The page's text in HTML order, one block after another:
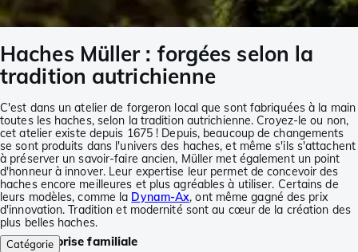
Haches Müller : forgées selon la
tradition autrichienne
C'est dans un atelier de forgeron local que sont fabriquées à la main
toutes les haches, selon la tradition autrichienne. Croyez-le ou non,
cet atelier existe depuis 1675 ! Depuis, beaucoup de changements
se sont produits dans l'univers des haches, et même s'ils s'attachent
à préserver un savoir-faire ancien, Müller met également un point
d'honneur à innover. Leur expertise leur permet de concevoir des
haches encore meilleures et plus agréables à utiliser. Certains de
leurs modèles, comme la Dynam-Ax, ont même gagné des prix
d'innovation. Tradition et modernité sont au cœur de la création des
plus belles haches.
Une entreprise familiale
Catégorie